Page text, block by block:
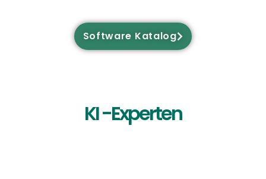
Software Katalog
KI -Experten